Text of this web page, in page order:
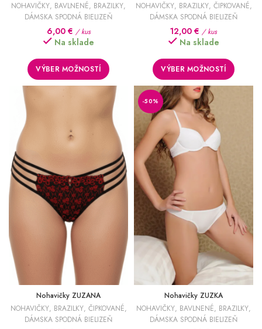
NOHAVIČKY, BAVLNENÉ, BRAZILKY,
DÁMSKA SPODNÁ BIELIZEŇ
6,00 € / kus
Na sklade
VÝBER MOŽNOSTÍ
NOHAVIČKY, BRAZILKY, ČIPKOVANÉ,
DÁMSKA SPODNÁ BIELIZEŇ
12,00 € / kus
Na sklade
VÝBER MOŽNOSTÍ
Nohavičky ZUZANA
NOHAVIČKY, BRAZILKY, ČIPKOVANÉ,
DÁMSKA SPODNÁ BIELIZEŇ
-50%
Nohavičky ZUZKA
NOHAVIČKY, BAVLNENÉ, BRAZILKY,
DÁMSKA SPODNÁ BIELIZEŇ